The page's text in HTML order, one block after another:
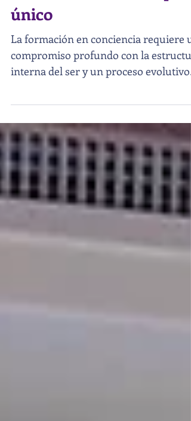
Universidad de la
Conciencia: un enfoque
único
La formación en conciencia requiere
interna del ser y un proceso evolutivo
que trasciende etiquetas superficiales.
En este sentido, proponemos un
riguroso y selectivo que integra el
Eneagrama como sistema vivo, no
un simple test de personalidad.
propuesta educativa se orienta a
quienes buscan una transformación
real y sostenida, basada en la